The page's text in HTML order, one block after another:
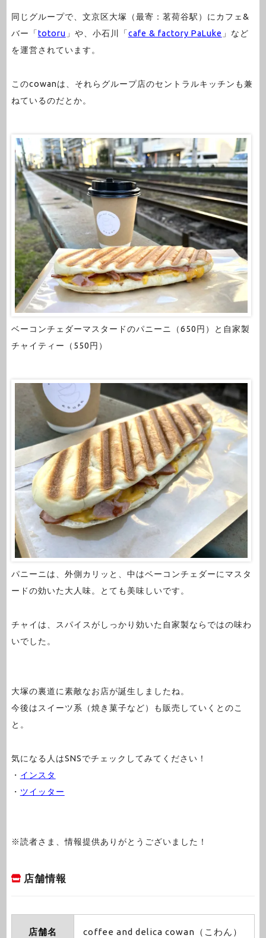
同じグループで、文京区大塚（最寄：茗荷谷駅）にカフェ&
バー「totoru 」や、小石川「cafe & factory PaLuke 」など
を運営されています。
このcowanは、それらグループ店のセントラルキッチンも兼
ねているのだとか。
ベーコンチェダーマスタードのパニーニ（650円）と自家製
チャイティー（550円）
パニーニは、外側カリッと、中はベーコンチェダーにマスタ
ードの効いた大人味。とても美味しいです。
チャイは、スパイスがしっかり効いた自家製ならではの味わ
いでした。
大塚の裏道に素敵なお店が誕生しましたね。
今後はスイーツ系（焼き菓子など）も販売していくとのこ
と。
気になる人はSNSでチェックしてみてください！
・ インスタ
・ ツイッター
※読者さま、情報提供ありがとうございました！
店舗情報
店舗名 coffee and delica cowan（こわん）